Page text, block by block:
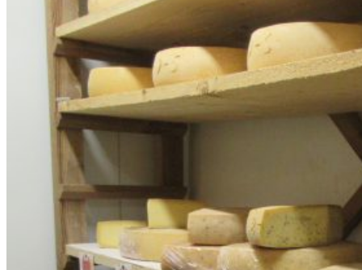
PAYSAN.NE.
FROMAGER.ÈRE.S
MAYENNAIS.SES